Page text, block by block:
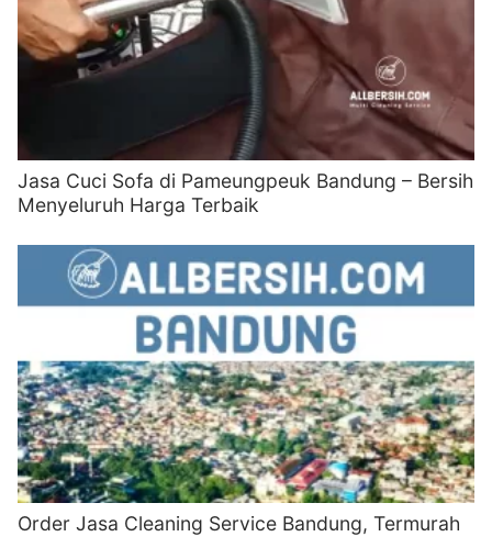
Jasa Cuci Sofa di Pameungpeuk Bandung – Bersih
Menyeluruh Harga Terbaik
Order Jasa Cleaning Service Bandung, Termurah